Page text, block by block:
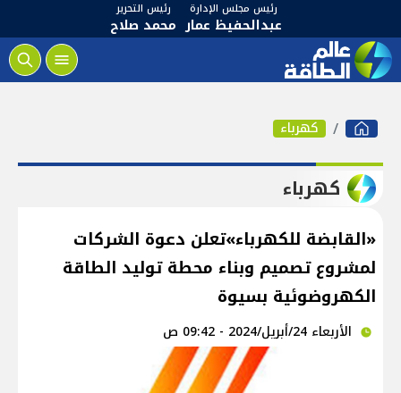
رئيس مجلس الإدارة
عبدالحفيظ عمار
رئيس التحرير
محمد صلاح
كهرباء
كهرباء
«القابضة للكهرباء»تعلن دعوة الشركات
لمشروع تصميم وبناء محطة توليد الطاقة
الكهروضوئية بسيوة
الأربعاء 24/أبريل/2024 - 09:42 ص